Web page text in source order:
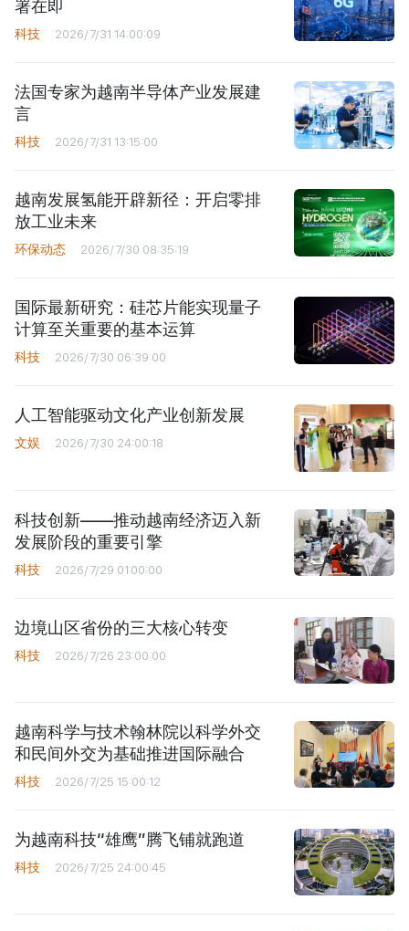
署在即
科技 2026/7/31 14:00:09
法国专家为越南半导体产业发展建
言
科技 2026/7/31 13:15:00
越南发展氢能开辟新径：开启零排
放工业未来
环保动态 2026/7/30 08:35:19
国际最新研究：硅芯片能实现量子
计算至关重要的基本运算
科技 2026/7/30 06:39:00
人工智能驱动文化产业创新发展
文娱 2026/7/30 24:00:18
科技创新——推动越南经济迈入新
发展阶段的重要引擎
科技 2026/7/29 01:00:00
边境山区省份的三大核心转变
科技 2026/7/26 23:00:00
越南科学与技术翰林院以科学外交
和民间外交为基础推进国际融合
科技 2026/7/25 15:00:12
为越南科技“雄鹰”腾飞铺就跑道
科技 2026/7/25 24:00:45